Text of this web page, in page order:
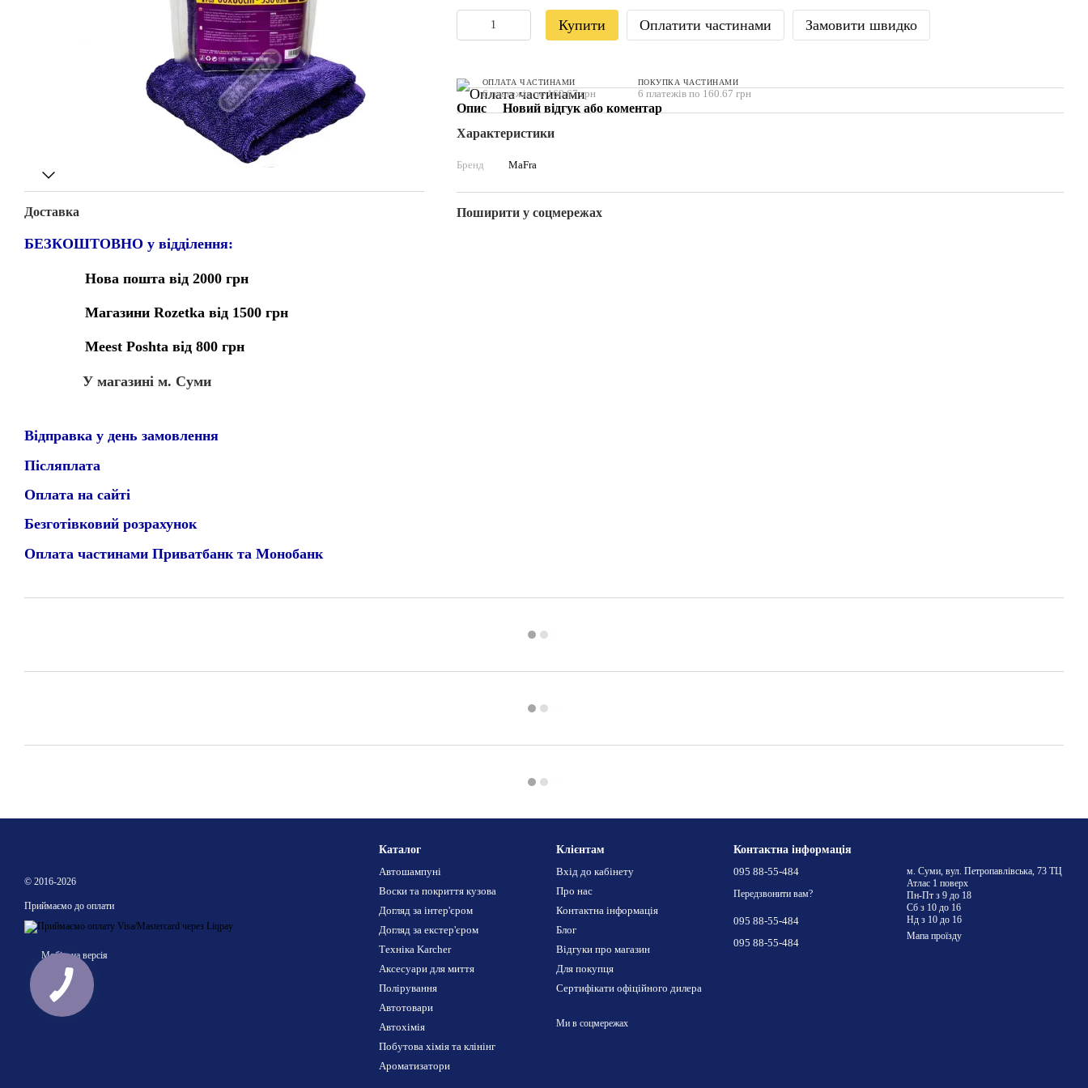
Доставка
БЕЗКОШТОВНО у відділення:
Нова пошта від 2000 грн
Магазини Rozetka від 1500 грн
Meest Poshta від 800 грн
У магазині м. Суми
Відправка у день замовлення
Післяплата
Оплата на сайті
Безготівковий розрахунок
Оплата частинами Приватбанк та Монобанк
Купити Оплатити частинами Замовити швидко
ОПЛАТА ЧАСТИНАМИ
6 платежів по 160.67 грн
ПОКУПКА ЧАСТИНАМИ
6 платежів по 160.67 грн
Опис
Новий відгук або коментар
Характеристики
Бренд MaFra
Поширити у соцмережах
© 2016-2026
Приймаємо до оплати
Мобільна версія
Каталог
Автошампуні
Воски та покриття кузова
Догляд за інтер'єром
Догляд за екстер'єром
Техніка Karcher
Аксесуари для миття
Полірування
Автотовари
Автохімія
Побутова хімія та клінінг
Ароматизатори
Клієнтам
Вхід до кабінету
Про нас
Контактна інформація
Блог
Відгуки про магазин
Для покупця
Сертифікати офіційного дилера
Ми в соцмережах
Контактна інформація
095 88-55-484
Передзвонити вам?
095 88-55-484
095 88-55-484
м. Суми, вул. Петропавлівська, 73 ТЦ
Атлас 1 поверх
Пн-Пт з 9 до 18
Сб з 10 до 16
Нд з 10 до 16
Мапа проїзду